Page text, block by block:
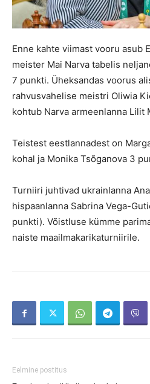
Enne kahte viimast vooru asub
meister Mai Narva tabelis
7 punkti. Üheksandas voorus
rahvusvahelise meistri Oliwia
kohtub Narva armeenlanna Lilit
Teistest eestlannadest on
kohal ja Monika Tsõganova 3
Turniiri juhtivad ukrainlanna
hispaanlanna Sabrina Vega-
punkti). Võistluse kümme
naiste maailmakarikaturniirile.
Eelmine postitus